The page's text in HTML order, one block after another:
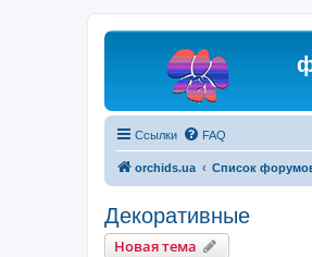
Ссылки FAQ
orchids.ua Список
Декоративные
Новая тема